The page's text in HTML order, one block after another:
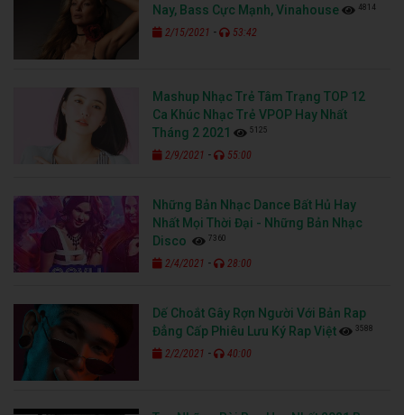
Nay, Bass Cực Mạnh, Vinahouse
4814
2/15/2021 - 53:42
Mashup Nhạc Trẻ Tâm Trạng TOP 12
Ca Khúc Nhạc Trẻ VPOP Hay Nhất
Tháng 2 2021
5125
2/9/2021 - 55:00
Những Bản Nhạc Dance Bất Hủ Hay
Nhất Mọi Thời Đại - Những Bản Nhạc
Disco
7360
2/4/2021 - 28:00
Dế Choắt Gây Rợn Người Với Bản Rap
Đẳng Cấp Phiêu Lưu Ký Rap Việt
3588
2/2/2021 - 40:00